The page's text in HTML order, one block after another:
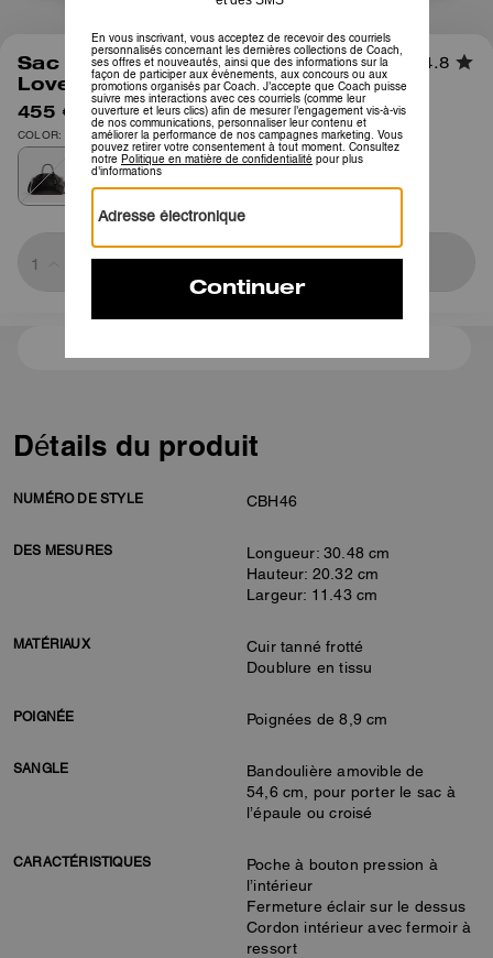
1/4
Sac Cabas Soft Empire 28 En Cuir
Loved
4.8
455 € 650 €
COLOR: Argent/Noir brun
Détails du produit
NUMÉRO DE STYLE CBH46
DES MESURES
Longueur: 30.48 cm
Hauteur: 20.32 cm
Largeur: 11.43 cm
MATÉRIAUX
Cuir tanné frotté
Doublure en tissu
POIGNÉE Poignées de 8,9 cm
SANGLE
Bandoulière amovible de
54,6 cm, pour porter le sac à
l’épaule ou croisé
CARACTÉRISTIQUES
Poche à bouton pression à
l’intérieur
Fermeture éclair sur le dessus
Cordon intérieur avec fermoir à
ressort